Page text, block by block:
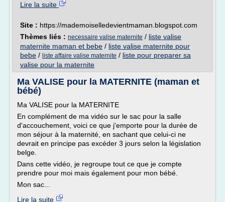
Lire la suite
Site : https://mademoiselledevientmaman.blogspot.com
Thèmes liés : necessaire valise maternite / liste valise
maternite maman et bebe / liste valise maternite pour
bebe / liste affaire valise maternite / liste pour preparer sa
valise pour la maternite
Ma VALISE pour la MATERNITE (maman et
bébé)
Ma VALISE pour la MATERNITE
En complément de ma vidéo sur le sac pour la salle
d'accouchement, voici ce que j'emporte pour la durée de
mon séjour à la maternité, en sachant que celui-ci ne
devrait en principe pas excéder 3 jours selon la législation
belge.
Dans cette vidéo, je regroupe tout ce que je compte
prendre pour moi mais également pour mon bébé.
Mon sac...
Lire la suite